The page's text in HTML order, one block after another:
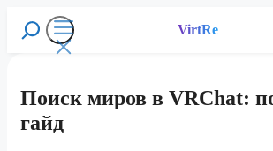
Перейти
содержимому
VirtRe
Меню
Поиск
Поиск миров в VRChat:
гайд